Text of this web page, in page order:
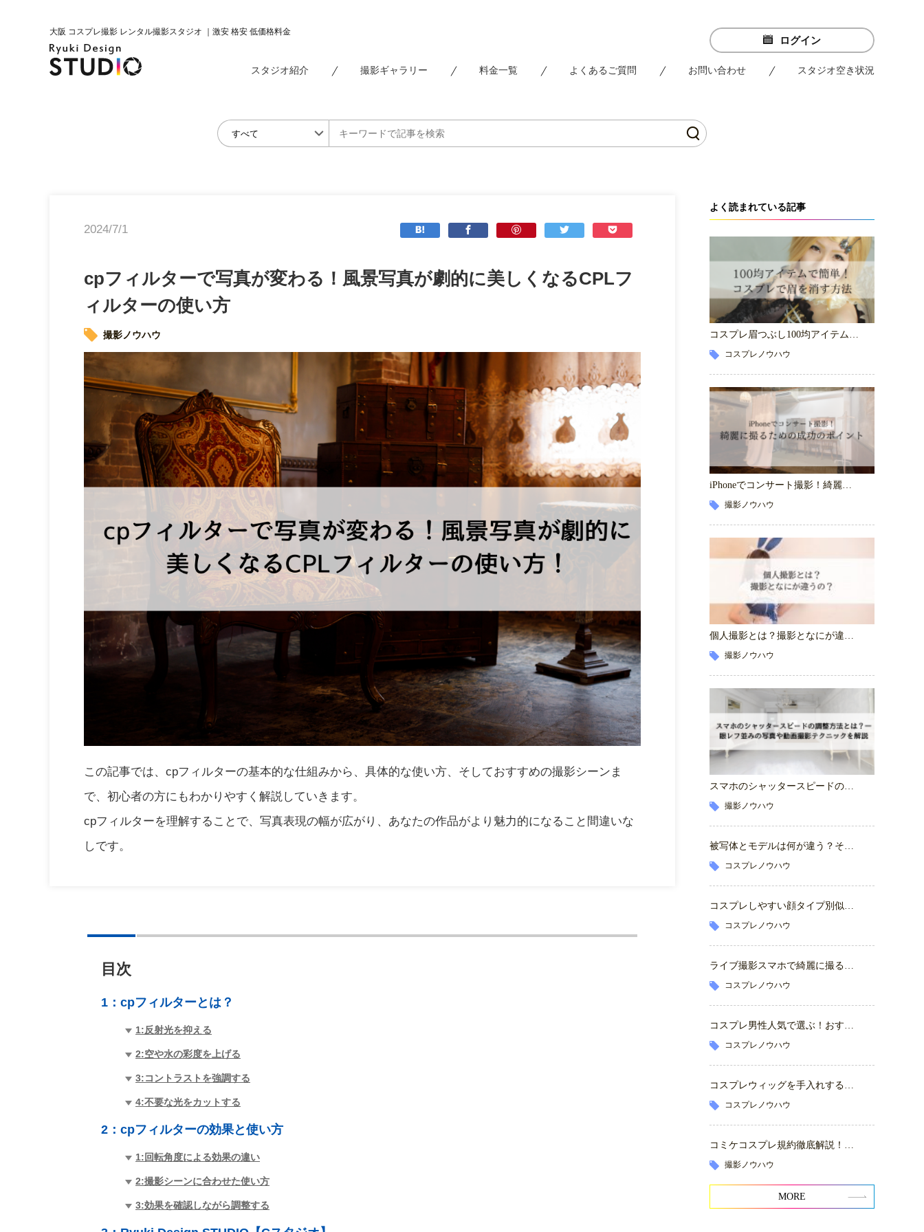
大阪 コスプレ撮影 レンタル撮影スタジオ ｜激安 格安 低価格料金
ログイン
スタジオ紹介 撮影ギャラリー 料金一覧 よくあるご質問 お問い合わせ スタジオ空き状況
2024/7/1
cpフィルターで写真が変わる！風景写真が劇的に美しくなるCPLフ
ィルターの使い方
撮影ノウハウ
この記事では、cpフィルターの基本的な仕組みから、具体的な使い方、そしておすすめの撮影シーンま
で、初心者の方にもわかりやすく解説していきます。
cpフィルターを理解することで、写真表現の幅が広がり、あなたの作品がより魅力的になること間違いな
しです。
目次
1： cpフィルターとは？
1:反射光を抑える
2:空や水の彩度を上げる
3:コントラストを強調する
4:不要な光をカットする
2： cpフィルターの効果と使い方
1:回転角度による効果の違い
2:撮影シーンに合わせた使い方
3:効果を確認しながら調整する
よく読まれている記事
コスプレ眉つぶし100均アイテム…
コスプレノウハウ
iPhoneでコンサート撮影！綺麗…
撮影ノウハウ
個人撮影とは？撮影となにが違…
撮影ノウハウ
スマホのシャッタースピードの…
撮影ノウハウ
被写体とモデルは何が違う？そ…
コスプレノウハウ
コスプレしやすい顔タイプ別似…
コスプレノウハウ
ライブ撮影スマホで綺麗に撮る…
コスプレノウハウ
コスプレ男性人気で選ぶ！おす…
コスプレノウハウ
コスプレウィッグを手入れする…
コスプレノウハウ
コミケコスプレ規約徹底解説！…
撮影ノウハウ
MORE